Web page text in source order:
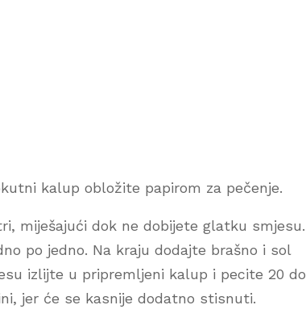
kalup obložite papirom za pečenje.
miješajući dok ne dobijete glatku smjesu.
po jedno. Na kraju dodajte brašno i sol
izlijte u pripremljeni kalup i pecite 20 do
jer će se kasnije dodatno stisnuti.